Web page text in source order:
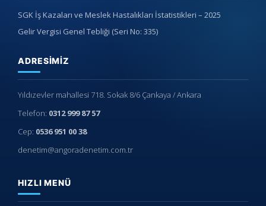
SGK İş Kazaları ve Meslek Hastalıkları İstatistikleri – 2025
Gelir Vergisi Genel Tebliği (Seri No: 335)
ADRESIMIZ
Yıldızevler mahallesi 718. Sokak 8/6 Çankaya / Ankara
Telefon: 0312 999 87 57
Cep: 0536 951 00 38
denetim@angoradenetim.com.tr
HIZLI MENÜ